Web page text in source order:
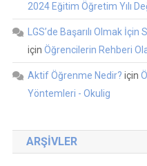
2024 Eğitim Öğretim Yılı
LGS’de Başarılı Olmak İçin
için Öğrencilerin Rehberi
Aktif Öğrenme Nedir? için
Yöntemleri - Okulig
ARŞIVLER